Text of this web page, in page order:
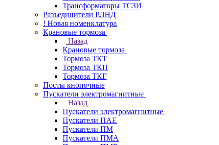
Трансформаторы ТСЗИ
Разъединители РЛНД
! Новая номенклатура
Крановые тормоза
Назад
Крановые тормоза
Тормоза ТКТ
Тормоза ТКП
Тормоза ТКГ
Посты кнопочные
Пускатели электромагнитные
Назад
Пускатели электромагнитные
Пускатели ПАЕ
Пускатели ПМ
Пускатели ПМА